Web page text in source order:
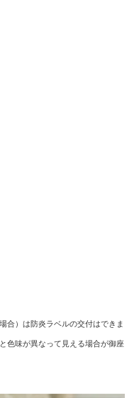
合）は防炎ラベルの交付はできま
色味が異なって見える場合が御座